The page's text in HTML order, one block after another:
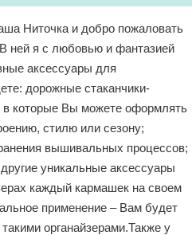
Ниточка и добро пожаловать
ней я с любовью и фантазией
аксессуары для
дорожные стаканчики-
в которые Вы можете оформлять
стилю или сезону;
вышивальных процессов;
уникальные аксессуары
каждый кармашек на своем
применение – Вам будет
органайзерами.Также у